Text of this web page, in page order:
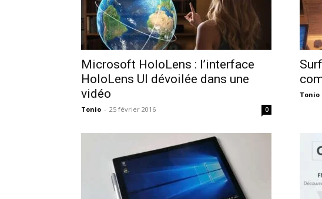
Microsoft HoloLens : l’interface
HoloLens UI dévoilée dans une
vidéo
Tonio - 25 février 2016 0
Tonio